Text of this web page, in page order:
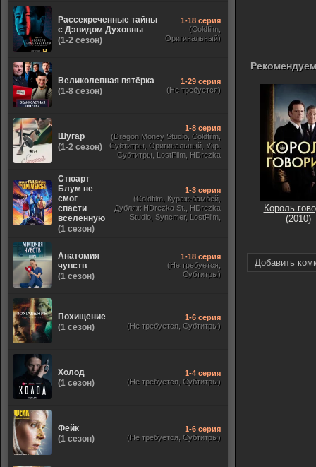
Король
(2010)
Добавить
Рассекреченные тайны
с Дэвидом Духовны
(1-2 сезон)
1-18 серия
(Coldfilm,
Оригинальный)
Великолепная пятёрка
(1-8 сезон)
1-29 серия
(Не требуется)
Шугар
(1-2 сезон)
1-8 серия
(Dragon Money Studio, Coldfilm,
Субтитры, Оригинальный, Укр.
Субтитры, LostFilm, HDrezka
Стюарт
Блум не
смог
спасти
вселенную
(1 сезон)
1-3 серия
(Coldfilm, Кураж-бамбей,
Дубляж HDrezka St., HDrezka
Studio, Syncmer, LostFilm,
Анатомия
чувств
(1 сезон)
1-18 серия
(Не требуется,
Субтитры)
Похищение
(1 сезон)
1-6 серия
(Не требуется, Субтитры)
Холод
(1 сезон)
1-4 серия
(Не требуется, Субтитры)
Фейк
(1 сезон)
1-6 серия
(Не требуется, Субтитры)